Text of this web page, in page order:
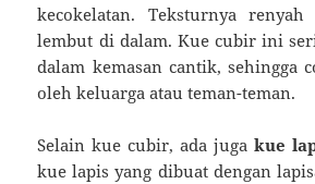
kecokelatan. Teksturnya
lembut di dalam. Kue cubir ini
dalam kemasan cantik, sehingga
oleh keluarga atau teman-teman.
Selain kue cubir, ada juga kue
kue lapis yang dibuat dengan